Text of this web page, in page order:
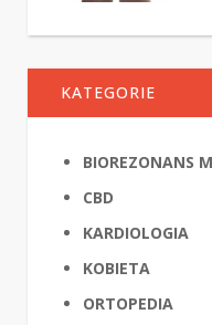
KATEGORIE
BIOREZONANS
CBD
KARDIOLOGIA
KOBIETA
ORTOPEDIA